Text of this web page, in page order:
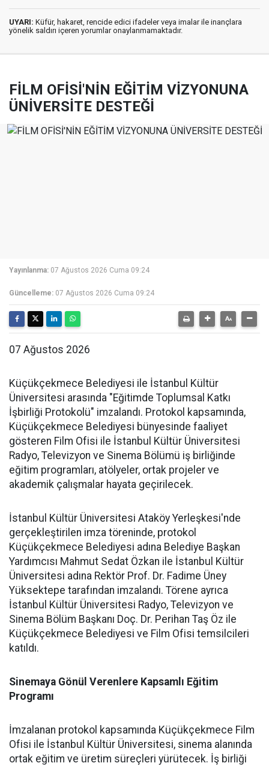
UYARI: Küfür, hakaret, rencide edici ifadeler veya imalar ile inançlara
yönelik saldırı içeren yorumlar onaylanmamaktadır.
FİLM OFİSİ'NİN EĞİTİM VİZYONUNA
ÜNİVERSİTE DESTEĞİ
Yayınlanma: 07 Ağustos 2026 Cuma 09:24
Güncelleme: 07 Ağustos 2026 Cuma 09:24
07 Ağustos 2026
Küçükçekmece Belediyesi ile İstanbul Kültür
Üniversitesi arasında "Eğitimde Toplumsal Katkı
İşbirliği Protokolü" imzalandı. Protokol kapsamında,
Küçükçekmece Belediyesi bünyesinde faaliyet
gösteren Film Ofisi ile İstanbul Kültür Üniversitesi
Radyo, Televizyon ve Sinema Bölümü iş birliğinde
eğitim programları, atölyeler, ortak projeler ve
akademik çalışmalar hayata geçirilecek.
İstanbul Kültür Üniversitesi Ataköy Yerleşkesi'nde
gerçekleştirilen imza töreninde, protokol
Küçükçekmece Belediyesi adına Belediye Başkan
Yardımcısı Mahmut Sedat Özkan ile İstanbul Kültür
Üniversitesi adına Rektör Prof. Dr. Fadime Üney
Yüksektepe tarafından imzalandı. Törene ayrıca
İstanbul Kültür Üniversitesi Radyo, Televizyon ve
Sinema Bölüm Başkanı Doç. Dr. Perihan Taş Öz ile
Küçükçekmece Belediyesi ve Film Ofisi temsilcileri
katıldı.
Sinemaya Gönül Verenlere Kapsamlı Eğitim
Programı
İmzalanan protokol kapsamında Küçükçekmece Film
Ofisi ile İstanbul Kültür Üniversitesi, sinema alanında
ortak eğitim ve üretim süreçleri yürütecek. İş birliği